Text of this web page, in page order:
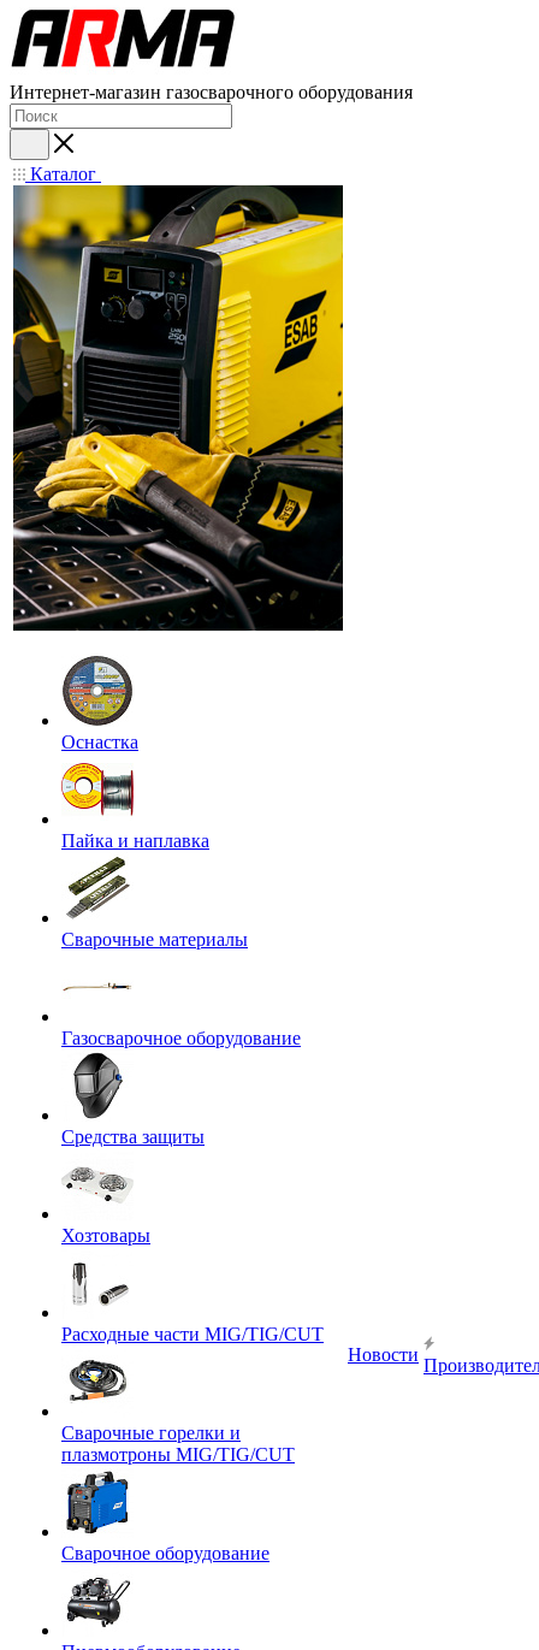
Интернет-магазин газосварочного оборудования
Каталог
Оснастка
Пайка и наплавка
Сварочные материалы
Газосварочное оборудование
Средства защиты
Хозтовары
Расходные части MIG/TIG/CUT
Сварочные горелки и
плазмотроны MIG/TIG/CUT
Сварочное оборудование
Новости